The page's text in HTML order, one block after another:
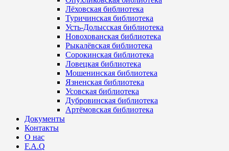
Лёховская библиотека
Туричинская библиотека
Усть-Долысская библиотека
Новохованская библиотека
Рыкалёвская библиотека
Сорокинская библиотека
Ловецкая библиотека
Мошенинская библиотека
Язненская библиотека
Усовская библиотека
Дубровинская библиотека
Артёмовская библиотека
Документы
Контакты
О нас
F.A.Q